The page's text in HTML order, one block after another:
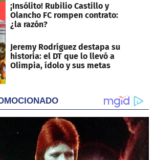
¡Insólito! Rubilio Castillo y
Olancho FC rompen contrato:
¿la razón?
Jeremy Rodríguez destapa su
historia: el DT que lo llevó a
Olimpia, ídolo y sus metas